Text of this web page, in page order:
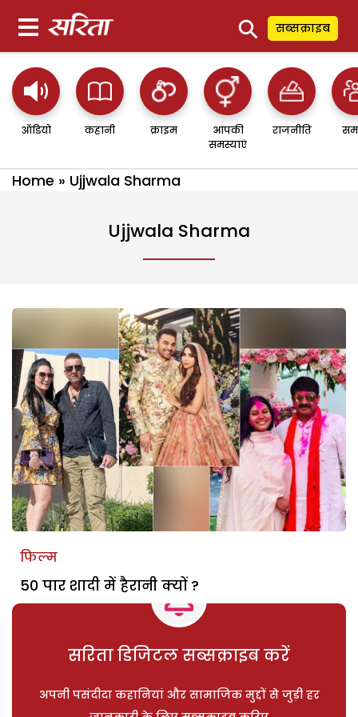
⚲ सब्सक्राइब
ऑडियो कहानी क्राइम
आपकी
समस्याएं
राजनीति
Home » Ujjwala Sharma
Ujjwala Sharma
फिल्म
50 पार शादी में हैरानी क्यों ?
सरिता डिजिटल सब्सक्राइब करें
अपनी पसंदीदा कहानियां और सामाजिक मुद्दों से जुड़ी हर